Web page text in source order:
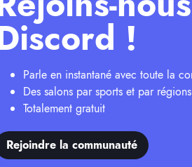
!
Parle en instantané avec toute la
Des salons par sports et par régions
Totalement gratuit
Rejoindre la communauté